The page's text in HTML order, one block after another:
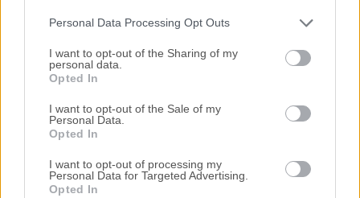
Personal Data Processing Opt Outs
I want to opt-out of the Sharing of my
personal data.
Opted In
I want to opt-out of the Sale of my
Personal Data.
Opted In
I want to opt-out of processing my
Personal Data for Targeted Advertising.
Opted In